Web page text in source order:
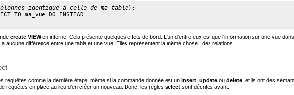
identique à celle de ma_table);
TO ma_vue DO INSTEAD
create VIEWen interne. Cela présente quelques effets de bord. L'un d'entre eux est que l'information sur une vue
aucune différence entre une table et une vue. Elles représentent la même chose : des relations.
requêtes comme la dernière étape, même si la commande donnée est un insert update ou delete . et ils ont des
requêtes en place au lieu d'en créer un nouveau. Donc, les règles select sont décrites avant.